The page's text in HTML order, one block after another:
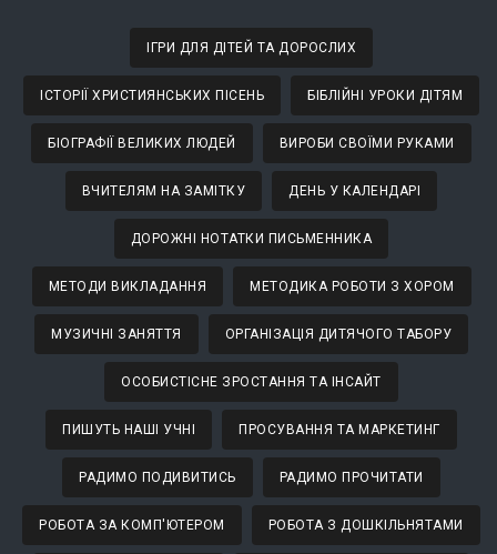
ІГРИ ДЛЯ ДІТЕЙ ТА ДОРОСЛИХ
ІСТОРІЇ ХРИСТИЯНСЬКИХ ПІСЕНЬ БІБЛІЙНІ УРОКИ ДІТЯМ
БІОГРАФІЇ ВЕЛИКИХ ЛЮДЕЙ ВИРОБИ СВОЇМИ РУКАМИ
ВЧИТЕЛЯМ НА ЗАМІТКУ ДЕНЬ У КАЛЕНДАРІ
ДОРОЖНІ НОТАТКИ ПИСЬМЕННИКА
МЕТОДИ ВИКЛАДАННЯ МЕТОДИКА РОБОТИ З ХОРОМ
МУЗИЧНІ ЗАНЯТТЯ ОРГАНІЗАЦІЯ ДИТЯЧОГО ТАБОРУ
ОСОБИСТІСНЕ ЗРОСТАННЯ ТА ІНСАЙТ
ПИШУТЬ НАШІ УЧНІ ПРОСУВАННЯ ТА МАРКЕТИНГ
РАДИМО ПОДИВИТИСЬ РАДИМО ПРОЧИТАТИ
РОБОТА ЗА КОМП'ЮТЕРОМ РОБОТА З ДОШКІЛЬНЯТАМИ